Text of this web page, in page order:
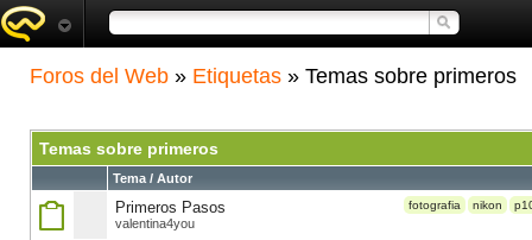
Foros del Web » Etiquetas » Temas sobre primeros
Temas sobre primeros
Tema / Autor
fotografia nikon
Primeros Pasos
valentina4you